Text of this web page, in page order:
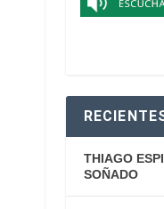
THIAGO
SOÑADO